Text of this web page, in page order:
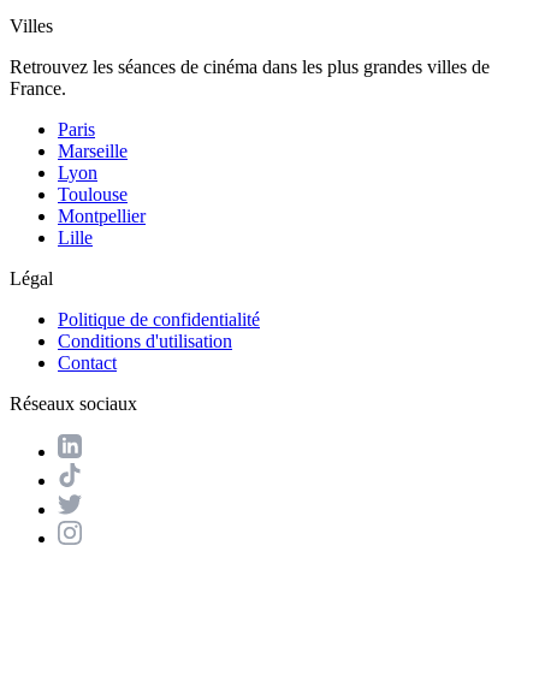
Villes
Retrouvez les séances de cinéma dans les plus grandes villes de
France.
Paris
Marseille
Lyon
Toulouse
Montpellier
Lille
Légal
Politique de confidentialité
Conditions d'utilisation
Contact
Réseaux sociaux